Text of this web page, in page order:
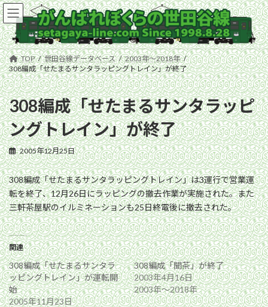
コ
ン
テ
ン
ツ
へ
ス
キ
ッ
プ
ナ
ビ
ゲ
ー
シ
ョ
ン
に
移
動
TOP 世田谷線データベース
2003年〜2018年
308編成「せたまるサンタラッピングトレイン」が終了
308編成「せたまるサンタラッピ
ングトレイン」が終了
2005年12月25日
308編成「せたまるサンタラッピングトレイン」は3運行で営業運
転を終了、12月26日にラッピングの撤去作業が実施された。また
三軒茶屋駅のイルミネーションも25日終電後に撤去された。
関連
308編成「せたまるサンタラ
ッピングトレイン」が運転開
始
2005年11月23日
308編成「聞茶」が終了
2003年4月16日
2003年〜2018年